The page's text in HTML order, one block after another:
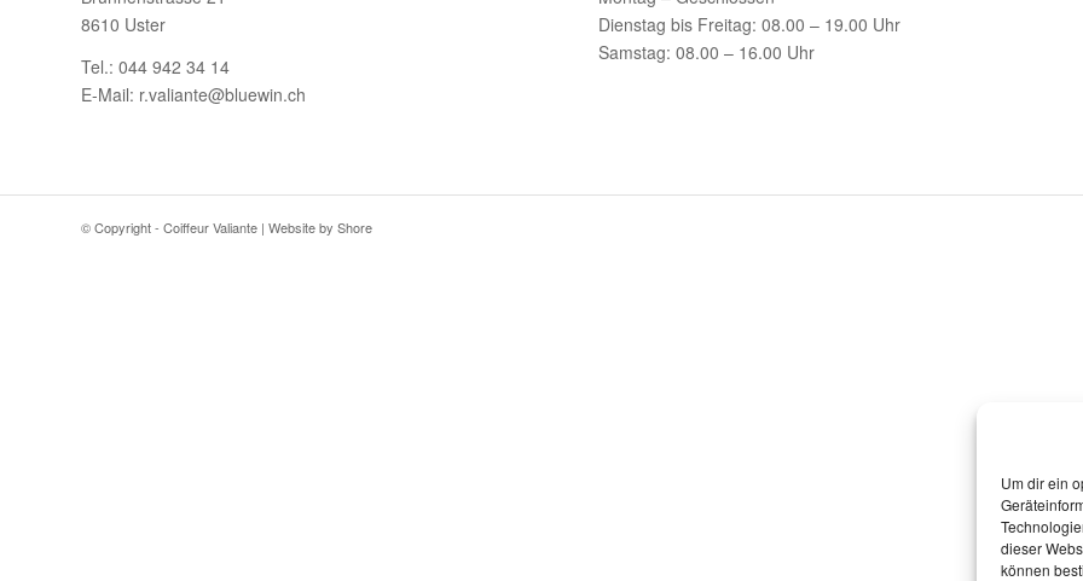
Um dir ein
dieser
können
8610 Uster
Tel.: 044 942 34 14
E-Mail: r.valiante@bluewin.ch
Dienstag bis Freitag: 08.00 – 19.00 Uhr
Samstag: 08.00 – 16.00 Uhr
© Copyright - Coiffeur Valiante | Website by Shore